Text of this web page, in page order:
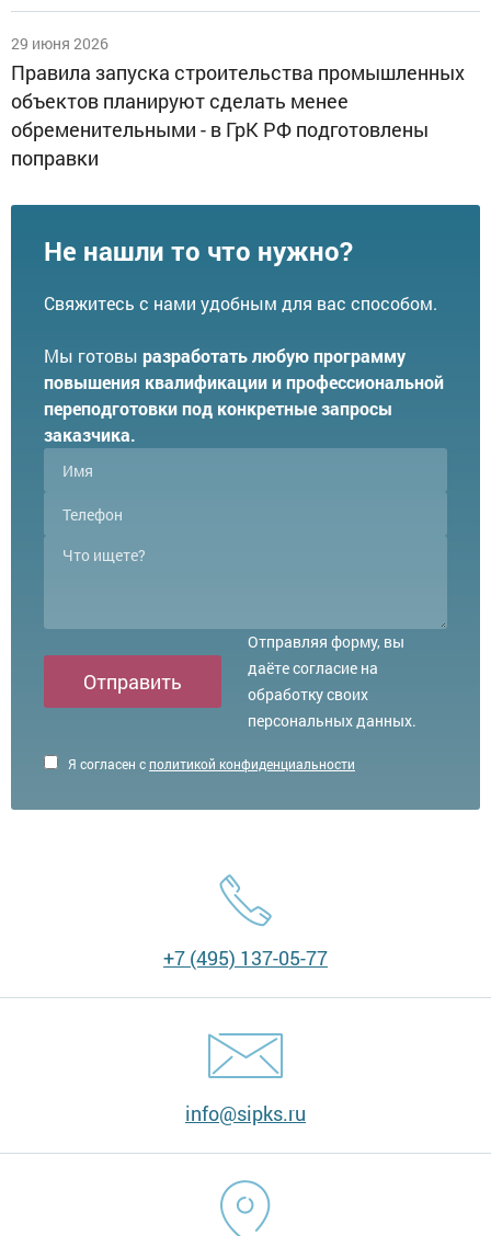
29 июня 2026
Правила запуска строительства промышленных
объектов планируют сделать менее
обременительными - в ГрК РФ подготовлены
поправки
Не нашли то что нужно?
Свяжитесь с нами удобным для вас способом.
Мы готовы разработать любую программу
повышения квалификации и профессиональной
переподготовки под конкретные запросы
заказчика.
Я согласен сполитикой конфиденциальности
Отправить
Отправляя форму, вы
даёте согласие на
обработку своих
персональных данных.
+7 (495) 137-05-77
info@sipks.ru